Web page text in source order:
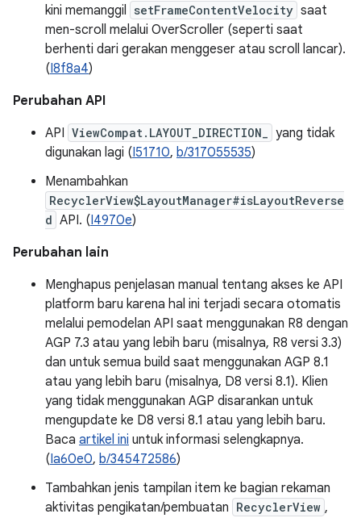
kini memanggil setFrameContentVelocity saat
men-scroll melalui OverScroller (seperti saat
berhenti dari gerakan menggeser atau scroll lancar).
(I8f8a4)
Perubahan API
API ViewCompat.LAYOUT_DIRECTION_
yang tidak
digunakan lagi (I51710, b/317055535)
Menambahkan
RecyclerView$LayoutManager#isLayoutReverse
d API. (I4970e)
Perubahan lain
Menghapus penjelasan manual tentang akses ke API
platform baru karena hal ini terjadi secara otomatis
melalui pemodelan API saat menggunakan R8 dengan
AGP 7.3 atau yang lebih baru (misalnya, R8 versi 3.3)
dan untuk semua build saat menggunakan AGP 8.1
atau yang lebih baru (misalnya, D8 versi 8.1). Klien
yang tidak menggunakan AGP disarankan untuk
mengupdate ke D8 versi 8.1 atau yang lebih baru.
Baca artikel ini untuk informasi selengkapnya.
(Ia60e0, b/345472586)
Tambahkan jenis tampilan item ke bagian rekaman
aktivitas pengikatan/pembuatan RecyclerView ,